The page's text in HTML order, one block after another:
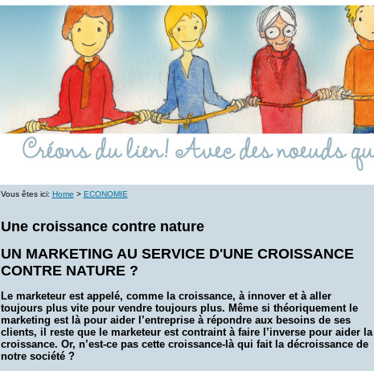
Vous êtes ici: Home > ECONOMIE
Une croissance contre nature
UN MARKETING AU SERVICE D'UNE CROISSANCE
CONTRE NATURE ?
Le marketeur est appelé, comme la croissance, à innover et à aller
toujours plus vite pour vendre toujours plus. Même si théoriquement le
marketing est là pour aider l’entreprise à répondre aux besoins de ses
clients, il reste que le marketeur est contraint à faire l’inverse pour aider la
croissance. Or, n’est-ce pas cette croissance-là qui fait la décroissance de
notre société ?